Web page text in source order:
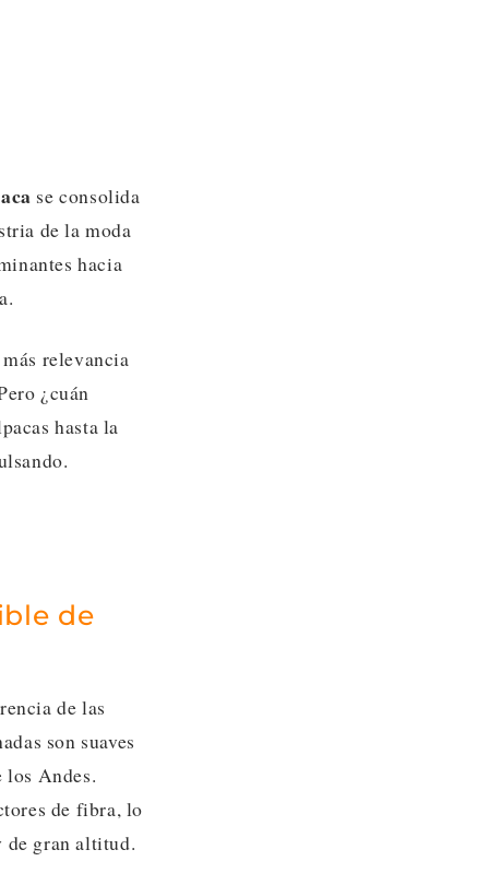
se consolida
de la moda
hacia
relevancia
¿cuán
hasta la
de
de las
son suaves
los Andes.
de fibra, lo
de gran altitud.